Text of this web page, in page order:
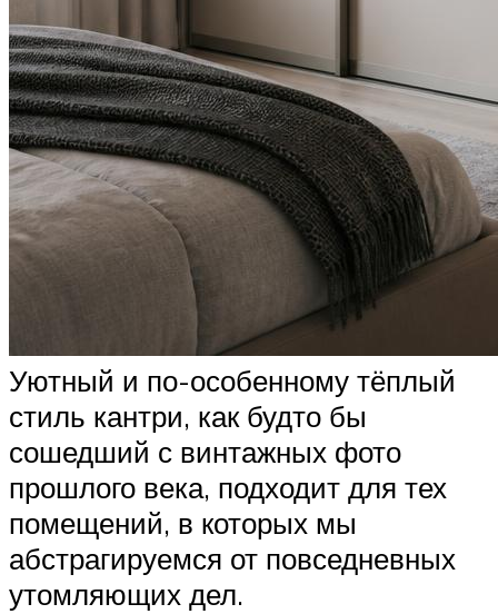
Уютный и по-особенному тёплый
стиль кантри, как будто бы
сошедший с винтажных фото
прошлого века, подходит для тех
помещений, в которых мы
абстрагируемся от повседневных
утомляющих дел.